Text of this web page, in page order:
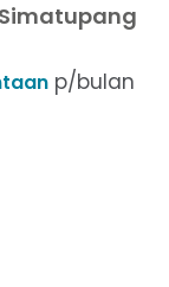
Simatupang
p/bulan